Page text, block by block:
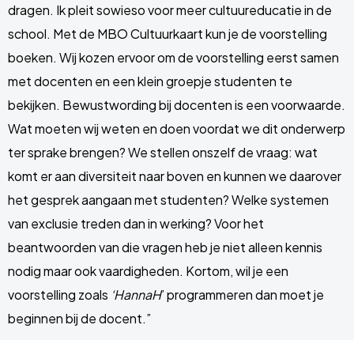
dragen. Ik pleit sowieso voor meer cultuureducatie in de
school. Met de MBO Cultuurkaart kun je de voorstelling
boeken. Wij kozen ervoor om de voorstelling eerst samen
met docenten en een klein groepje studenten te
bekijken. Bewustwording bij docenten is een voorwaarde.
Wat moeten wij weten en doen voordat we dit onderwerp
ter sprake brengen? We stellen onszelf de vraag: wat
komt er aan diversiteit naar boven en kunnen we daarover
het gesprek aangaan met studenten? Welke systemen
van exclusie treden dan in werking? Voor het
beantwoorden van die vragen heb je niet alleen kennis
nodig maar ook vaardigheden. Kortom, wil je een
voorstelling zoals ‘HannaH’ programmeren dan moet je
beginnen bij de docent.”